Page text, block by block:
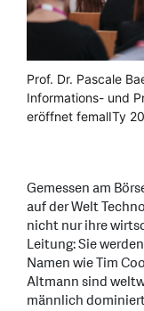
Prof. Dr. Pascale
Informations- und
eröffnet femalITy
Gemessen am
auf der Welt
nicht nur ihre
Leitung: Sie
Namen wie Tim
Altmann sind
männlich